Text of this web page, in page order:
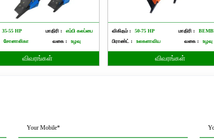
35-55 HP மாதிரி :
எம்பி கலப்பை
சோனாலிகா வகை : உழவு
விவரங்கள்
விகிதம் : 50-75 HP மாதிரி :
பிராண்ட் :
உலகளாவிய வகை : உழவு
விவரங்கள்
Your Mobile*